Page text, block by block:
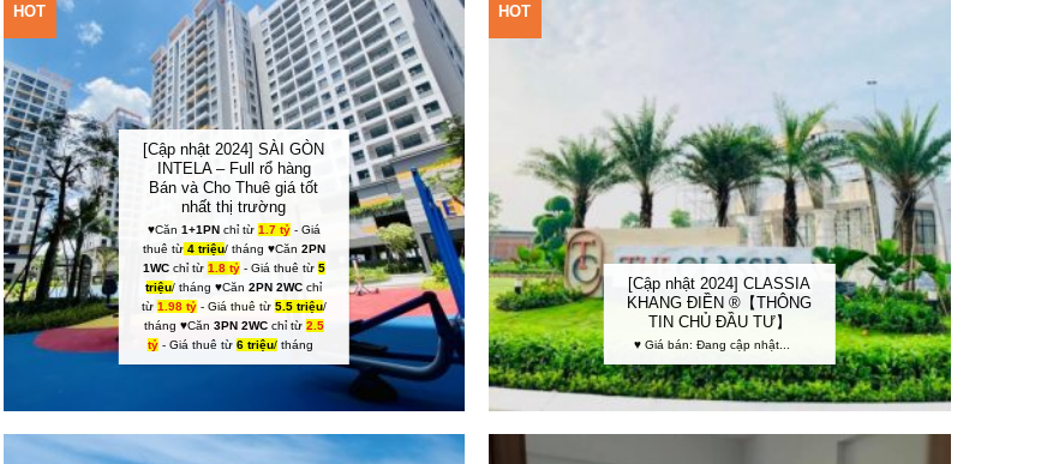
HOT
Add to
Wishlist
[Cập nhật 2024] SÀI GÒN
INTELA – Full rổ hàng
Bán và Cho Thuê giá tốt
nhất thị trường
♥Căn 1+1PNchỉ từ 1.7 tỷ - Giá
thuê từ4 triệu/ tháng ♥Căn 2PN
1WCchỉ từ 1.8 tỷ - Giá thuê từ 5
triệu/ tháng ♥Căn2PN 2WC chỉ
từ 1.98 tỷ- Giá thuê từ 5.5 triệu/
tháng ♥Căn 3PN 2WCchỉ từ 2.5
tỷ- Giá thuê từ 6 triệu/tháng
HOT
[Cập nhật 2024] CLASSIA
KHANG ĐIỀN ®【THÔNG
TIN CHỦ ĐẦU TƯ】
♥ Giá bán: Đang cập nhật...